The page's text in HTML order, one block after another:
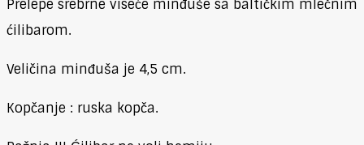
Prelepe srebrne viseće minđuše sa baltičkim mlečnim
ćilibarom.
Veličina minđuša je 4,5 cm.
Kopčanje : ruska kopča.